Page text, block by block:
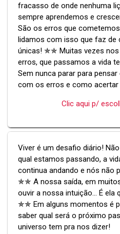
fracasso de onde nenhuma
sempre aprendemos e
São os erros que
lidamos com isso que faz de
únicas! ✯✯ Muitas vezes
erros, que passamos a vida
Sem nunca parar para
com os erros e como acertar
Clic aqui p/
Viver é um desafio diário!
qual estamos passando, a
continua andando e nós não
✯✯ A nossa saída, em
ouvir a nossa intuição... É ela
✯✯ Em alguns momentos é
saber qual será o próximo
universo tem pra nos dizer!